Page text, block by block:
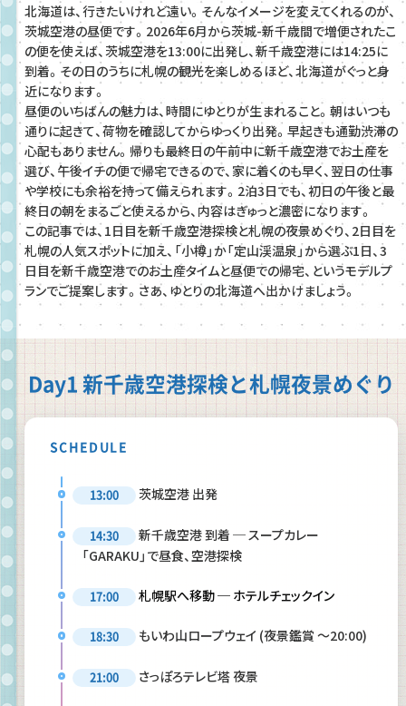
北海道は、行きたいけれど遠い。そんなイメージを変えてくれるのが、
茨城空港の昼便です。2026年6月から茨城-新千歳間で増便されたこ
の便を使えば、茨城空港を13:00に出発し、新千歳空港には14:25に
到着。その日のうちに札幌の観光を楽しめるほど、北海道がぐっと身
近になります。
昼便のいちばんの魅力は、時間にゆとりが生まれること。朝はいつも
通りに起きて、荷物を確認してからゆっくり出発。早起きも通勤渋滞の
心配もありません。帰りも最終日の午前中に新千歳空港でお土産を
選び、午後イチの便で帰宅できるので、家に着くのも早く、翌日の仕事
や学校にも余裕を持って備えられます。2泊3日でも、初日の午後と最
終日の朝をまるごと使えるから、内容はぎゅっと濃密になります。
この記事では、1日目を新千歳空港探検と札幌の夜景めぐり、2日目を
札幌の人気スポットに加え、「小樽」か「定山渓温泉」から選ぶ1日、3
日目を新千歳空港でのお土産タイムと昼便での帰宅、というモデルプ
ランでご提案します。さあ、ゆとりの北海道へ出かけましょう。
Day1 新千歳空港探検と札幌夜景めぐり
SCHEDULE
13:00 茨城空港 出発
14:30
新千歳空港 到着 ─ スープカレー
「GARAKU」で昼食、空港探検
17:00 札幌駅へ移動 ─ ホテルチェックイン
18:30 もいわ山ロープウェイ (夜景鑑賞 〜20:00)
21:00 さっぽろテレビ塔 夜景